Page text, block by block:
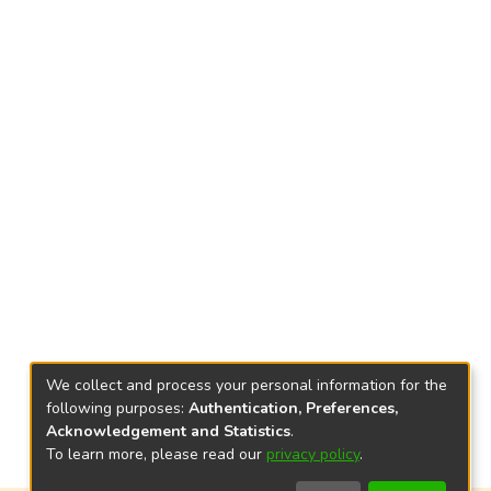
We collect and process your personal information for the
following purposes: Authentication, Preferences,
Acknowledgement and Statistics.
To learn more, please read our privacy policy.